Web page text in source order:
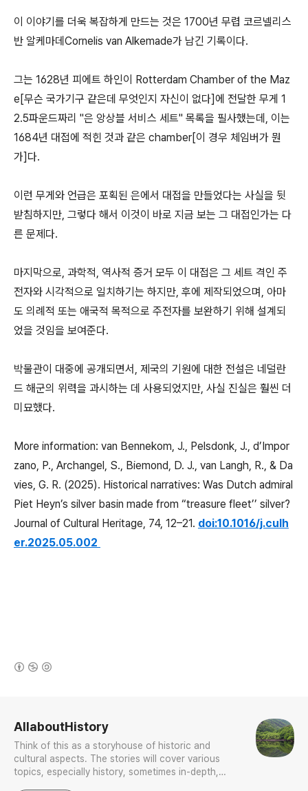
이 이야기를 더욱 복잡하게 만드는 것은 1700년 무렵 코르넬리스
반 알케마데Cornelis van Alkemade가 남긴 기록이다.
그는 1628년 피에트 하인이 Rotterdam Chamber of the Maz
e[무슨 국가기구 같은데 무엇인지 자신이 없다]에 전달한 무게 1
2.5파운드짜리 "은 앙상블 서비스 세트" 목록을 필사했는데, 이는
1684년 대접에 적힌 것과 같은 chamber[이 경우 체임버가 뭔
가]다.
이런 무게와 언급은 포획된 은에서 대접을 만들었다는 사실을 뒷
받침하지만, 그렇다 해서 이것이 바로 지금 보는 그 대접인가는 다
른 문제다.
마지막으로, 과학적, 역사적 증거 모두 이 대접은 그 세트 격인 주
전자와 시각적으로 일치하기는 하지만, 후에 제작되었으며, 아마
도 의례적 또는 애국적 목적으로 주전자를 보완하기 위해 설계되
었을 것임을 보여준다.
박물관이 대중에 공개되면서, 제국의 기원에 대한 전설은 네덜란
드 해군의 위력을 과시하는 데 사용되었지만, 사실 진실은 훨씬 더
미묘했다.
More information: van Bennekom, J., Pelsdonk, J., d’Impor
zano, P., Archangel, S., Biemond, D. J., van Langh, R., & Da
vies, G. R. (2025). Historical narratives: Was Dutch admiral
Piet Heyn’s silver basin made from “treasure fleet’’ silver?
Journal of Cultural Heritage, 74, 12–21. doi:10.1016/j.culh
er.2025.05.002
AllaboutHistory
Think of this as a storyhouse of historic and
cultural aspects. The stories will cover various
topics, especially history, sometimes in-depth,